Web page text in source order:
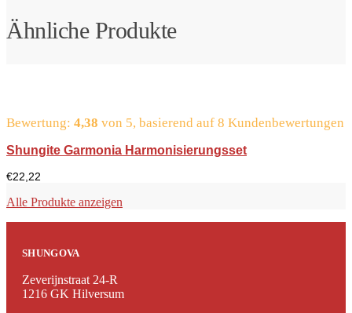
Ähnliche Produkte
Bewertung: 4,38 von 5, basierend auf 8 Kundenbewertungen
Shungite Garmonia Harmonisierungsset
€22,22
Alle Produkte anzeigen
SHUNGOVA
Zeverijnstraat 24-R
1216 GK Hilversum